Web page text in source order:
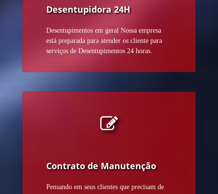
Desentupidora 24H
Desentupimentos em geral Nossa empresa
está preparada para atender os cliente para
serviços de Desentupimentos 24 horas.
Contrato de Manutenção
Pensando em seus clientes que precisam de